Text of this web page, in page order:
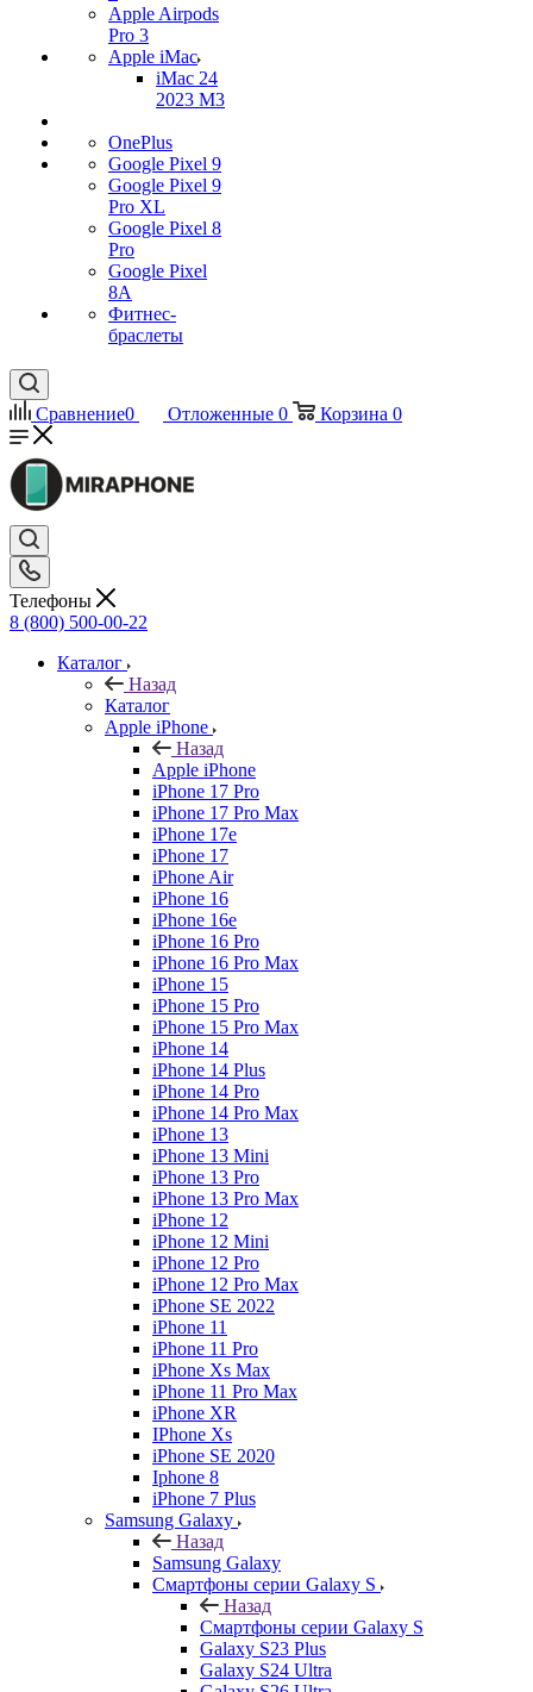
Apple Airpods
Pro 3
Apple iMac
iMac 24
2023 M3
OnePlus
Google Pixel 9
Google Pixel 9
Pro XL
Google Pixel 8
Pro
Google Pixel
8A
Фитнес-
браслеты
Сравнение0 Отложенные 0 Корзина 0
Телефоны
8 (800) 500-00-22
Каталог
Назад
Каталог
Apple iPhone
Назад
Apple iPhone
iPhone 17 Pro
iPhone 17 Pro Max
iPhone 17e
iPhone 17
iPhone Air
iPhone 16
iPhone 16e
iPhone 16 Pro
iPhone 16 Pro Max
iPhone 15
iPhone 15 Pro
iPhone 15 Pro Max
iPhone 14
iPhone 14 Plus
iPhone 14 Pro
iPhone 14 Pro Max
iPhone 13
iPhone 13 Mini
iPhone 13 Pro
iPhone 13 Pro Max
iPhone 12
iPhone 12 Mini
iPhone 12 Pro
iPhone 12 Pro Max
iPhone SE 2022
iPhone 11
iPhone 11 Pro
iPhone Xs Max
iPhone 11 Pro Max
iPhone XR
IPhone Xs
iPhone SE 2020
Iphone 8
iPhone 7 Plus
Samsung Galaxy
Назад
Samsung Galaxy
Смартфоны серии Galaxy S
Назад
Смартфоны серии Galaxy S
Galaxy S23 Plus
Galaxy S24 Ultra